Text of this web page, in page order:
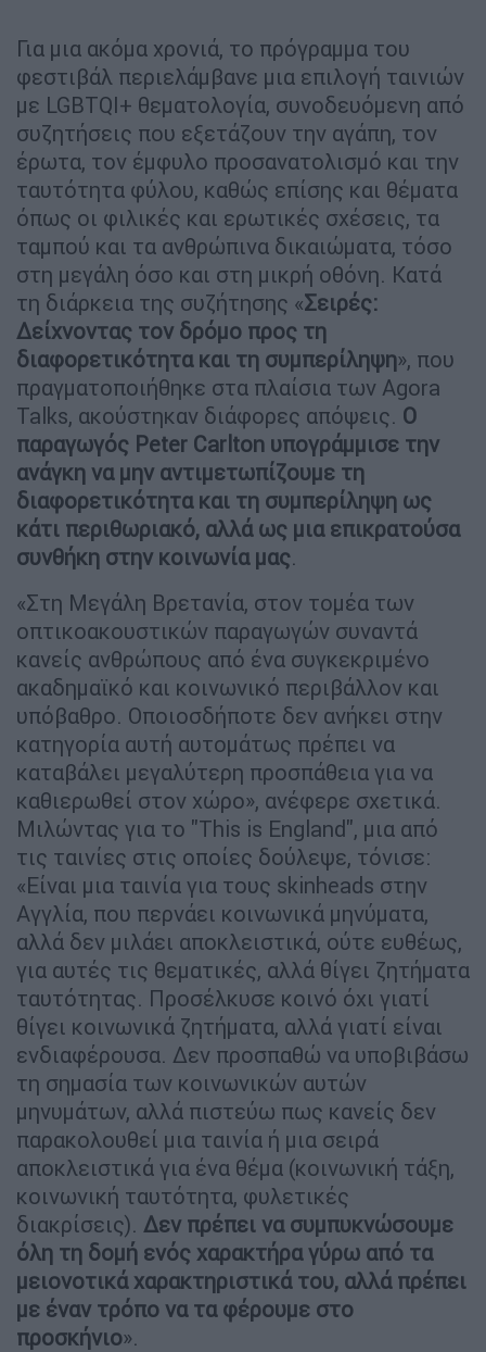
Για μια ακόμα χρονιά, το πρόγραμμα του
φεστιβάλ περιελάμβανε μια επιλογή ταινιών
με LGBTQI+ θεματολογία, συνοδευόμενη από
συζητήσεις που εξετάζουν την αγάπη, τον
έρωτα, τον έμφυλο προσανατολισμό και την
ταυτότητα φύλου, καθώς επίσης και θέματα
όπως οι φιλικές και ερωτικές σχέσεις, τα
ταμπού και τα ανθρώπινα δικαιώματα, τόσο
στη μεγάλη όσο και στη μικρή οθόνη. Κατά
τη διάρκεια της συζήτησης «Σειρές:
Δείχνοντας τον δρόμο προς τη
διαφορετικότητα και τη συμπερίληψη», που
πραγματοποιήθηκε στα πλαίσια των Agora
Talks, ακούστηκαν διάφορες απόψεις. Ο
παραγωγός Peter Carlton υπογράμμισε την
ανάγκη να μην αντιμετωπίζουμε τη
διαφορετικότητα και τη συμπερίληψη ως
κάτι περιθωριακό, αλλά ως μια επικρατούσα
συνθήκη στην κοινωνία μας.
«Στη Μεγάλη Βρετανία, στον τομέα των
οπτικοακουστικών παραγωγών συναντά
κανείς ανθρώπους από ένα συγκεκριμένο
ακαδημαϊκό και κοινωνικό περιβάλλον και
υπόβαθρο. Οποιοσδήποτε δεν ανήκει στην
κατηγορία αυτή αυτομάτως πρέπει να
καταβάλει μεγαλύτερη προσπάθεια για να
καθιερωθεί στον χώρο», ανέφερε σχετικά.
Μιλώντας για το "This is England", μια από
τις ταινίες στις οποίες δούλεψε, τόνισε:
«Είναι μια ταινία για τους skinheads στην
Αγγλία, που περνάει κοινωνικά μηνύματα,
αλλά δεν μιλάει αποκλειστικά, ούτε ευθέως,
για αυτές τις θεματικές, αλλά θίγει ζητήματα
ταυτότητας. Προσέλκυσε κοινό όχι γιατί
θίγει κοινωνικά ζητήματα, αλλά γιατί είναι
ενδιαφέρουσα. Δεν προσπαθώ να υποβιβάσω
τη σημασία των κοινωνικών αυτών
μηνυμάτων, αλλά πιστεύω πως κανείς δεν
παρακολουθεί μια ταινία ή μια σειρά
αποκλειστικά για ένα θέμα (κοινωνική τάξη,
κοινωνική ταυτότητα, φυλετικές
διακρίσεις). Δεν πρέπει να συμπυκνώσουμε
όλη τη δομή ενός χαρακτήρα γύρω από τα
μειονοτικά χαρακτηριστικά του, αλλά πρέπει
με έναν τρόπο να τα φέρουμε στο
προσκήνιο».